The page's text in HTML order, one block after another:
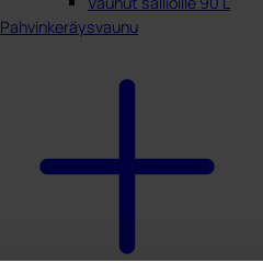
Pahvinkeräysvaunu